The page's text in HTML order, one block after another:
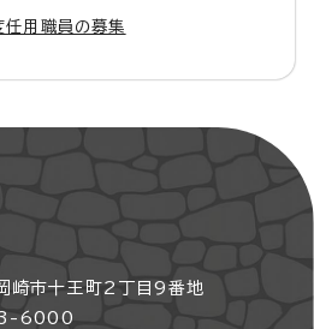
用職員の募集
市十王町2丁目9番地
6000